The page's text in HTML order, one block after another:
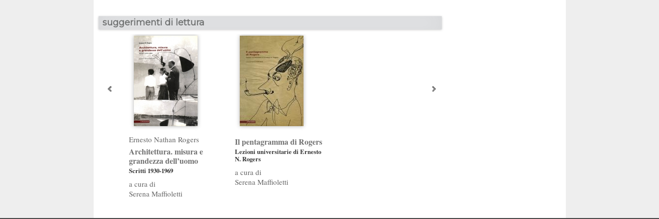
suggerimenti di lettura
Ernesto Nathan Rogers
Architettura. misura e
grandezza dell’uomo
Scritti 1930-1969
Serena Maffioletti
Il pentagramma di Rogers
Lezioni universitarie di Ernesto
N. Rogers
Serena Maffioletti